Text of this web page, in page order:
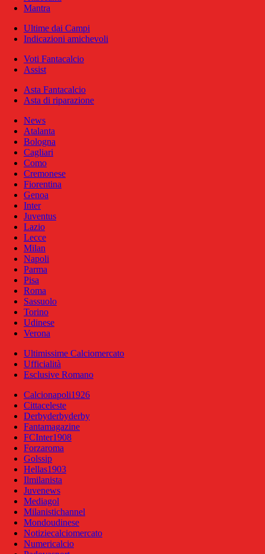
Mantra
Ultime dai Campi
Indicazioni amichevoli
Voti Fantacalcio
Assist
Asta Fantacalcio
Asta di riparazione
News
Atalanta
Bologna
Cagliari
Como
Cremonese
Fiorentina
Genoa
Inter
Juventus
Lazio
Lecce
Milan
Napoli
Parma
Pisa
Roma
Sassuolo
Torino
Udinese
Verona
Ultimissime Calciomercato
Ufficialità
Esclusive Romano
Calcionapoli1926
Cittaceleste
Derbyderbyderby
Fantamagazine
FCInter1908
Forzaroma
Golssip
Hellas1903
Ilmilanista
Juvenews
Mediagol
Milanistichannel
Mondoudinese
Notiziecalciomercato
Numericalcio